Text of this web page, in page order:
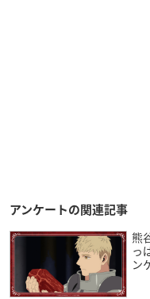
アンケートの関連記事
熊
っ
ン